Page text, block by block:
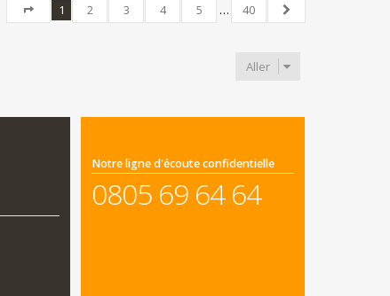
Page
sur40
1 2 3 4 5 …
40
Suivant
Aller
Notre ligne d'écoute confidentielle
0805 69 64 64